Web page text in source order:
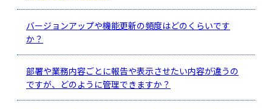
バージョンアップや機能更新の頻度はどのくらいです
か？
部署や業務内容ごとに報告や表示させたい内容が違うの
ですが、どのように管理できますか？